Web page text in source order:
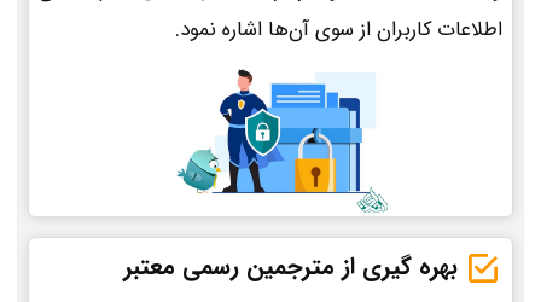
اطلاعات کاربران از سوی آن‌ها اشاره نمود.
بهره گیری از مترجمین رسمی معتبر